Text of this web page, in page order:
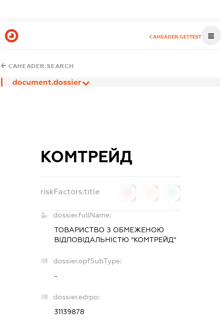
CAHEADER.GETTEST
CAHEADER.SEARCH
document.dossier
КОМТРЕЙД
riskFactors.title
dossier.fullName:
ТОВАРИСТВО З ОБМЕЖЕНОЮ
ВІДПОВІДАЛЬНІСТЮ "КОМТРЕЙД"
dossier.opfSubType:
-
dossier.edrpo:
31139878